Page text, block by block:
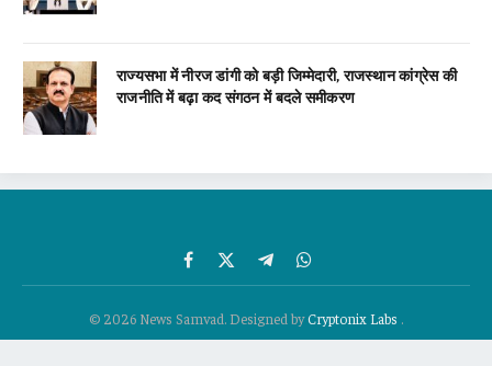
राज्यसभा में नीरज डांगी को बड़ी जिम्मेदारी, राजस्थान कांग्रेस की
राजनीति में बढ़ा कद संगठन में बदले समीकरण
Facebook
X
(Twitter)
TelegramWhatsApp
© 2026 News Samvad. Designed byCryptonix Labs .